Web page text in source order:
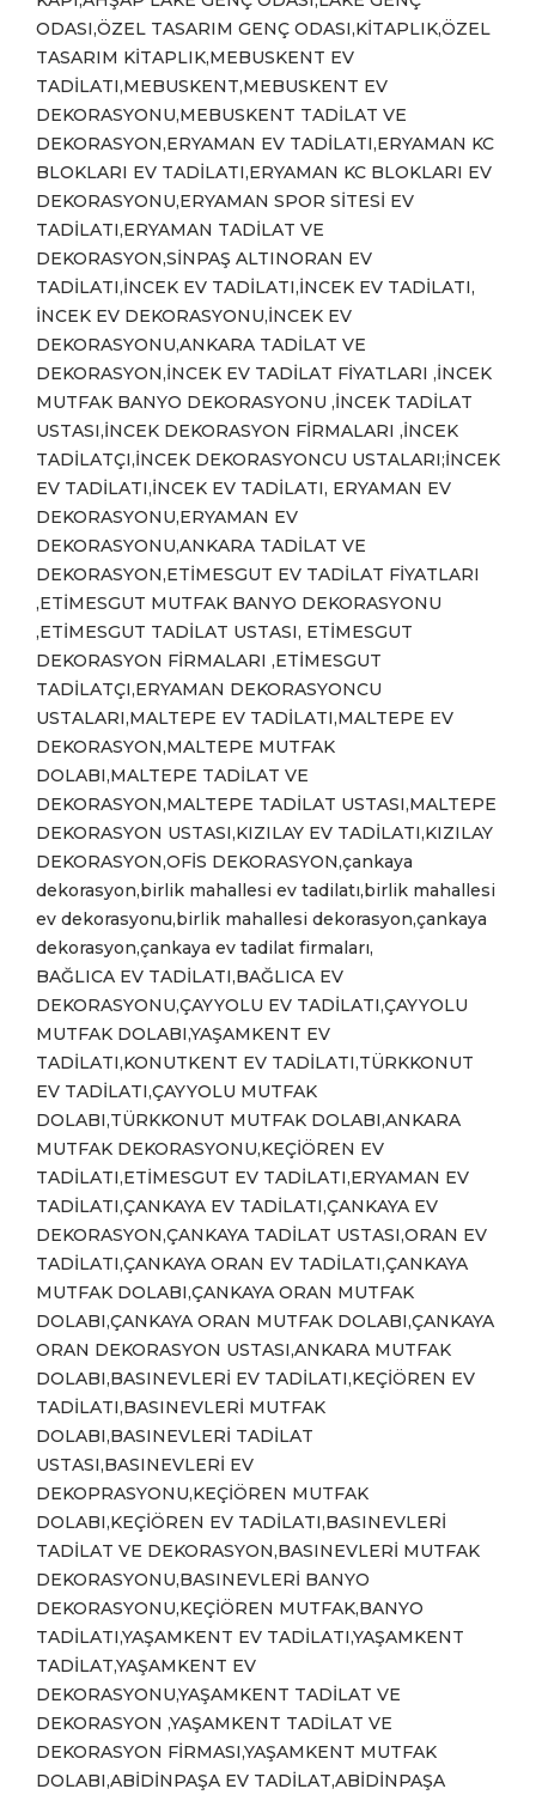
ODASI,ÖZEL TASARIM GENÇ ODASI,KİTAPLIK,ÖZEL
TASARIM KİTAPLIK,MEBUSKENT EV
TADİLATI,MEBUSKENT,MEBUSKENT EV
DEKORASYONU,MEBUSKENT TADİLAT VE
DEKORASYON,ERYAMAN EV TADİLATI,ERYAMAN KC
BLOKLARI EV TADİLATI,ERYAMAN KC BLOKLARI EV
DEKORASYONU,ERYAMAN SPOR SİTESİ EV
TADİLATI,ERYAMAN TADİLAT VE
DEKORASYON,SİNPAŞ ALTINORAN EV
TADİLATI,İNCEK EV TADİLATI,İNCEK EV TADİLATI,
İNCEK EV DEKORASYONU,İNCEK EV
DEKORASYONU,ANKARA TADİLAT VE
DEKORASYON,İNCEK EV TADİLAT FİYATLARI ,İNCEK
MUTFAK BANYO DEKORASYONU ,İNCEK TADİLAT
USTASI,İNCEK DEKORASYON FİRMALARI ,İNCEK
TADİLATÇI,İNCEK DEKORASYONCU USTALARI;İNCEK
EV TADİLATI,İNCEK EV TADİLATI, ERYAMAN EV
DEKORASYONU,ERYAMAN EV
DEKORASYONU,ANKARA TADİLAT VE
DEKORASYON,ETİMESGUT EV TADİLAT FİYATLARI
,ETİMESGUT MUTFAK BANYO DEKORASYONU
,ETİMESGUT TADİLAT USTASI, ETİMESGUT
DEKORASYON FİRMALARI ,ETİMESGUT
TADİLATÇI,ERYAMAN DEKORASYONCU
USTALARI,MALTEPE EV TADİLATI,MALTEPE EV
DEKORASYON,MALTEPE MUTFAK
DOLABI,MALTEPE TADİLAT VE
DEKORASYON,MALTEPE TADİLAT USTASI,MALTEPE
DEKORASYON USTASI,KIZILAY EV TADİLATI,KIZILAY
DEKORASYON,OFİS DEKORASYON,çankaya
dekorasyon,birlik mahallesi ev tadilatı,birlik mahallesi
ev dekorasyonu,birlik mahallesi dekorasyon,çankaya
dekorasyon,çankaya ev tadilat firmaları,
BAĞLICA EV TADİLATI,BAĞLICA EV
DEKORASYONU,ÇAYYOLU EV TADİLATI,ÇAYYOLU
MUTFAK DOLABI,YAŞAMKENT EV
TADİLATI,KONUTKENT EV TADİLATI,TÜRKKONUT
EV TADİLATI,ÇAYYOLU MUTFAK
DOLABI,TÜRKKONUT MUTFAK DOLABI,ANKARA
MUTFAK DEKORASYONU,KEÇİÖREN EV
TADİLATI,ETİMESGUT EV TADİLATI,ERYAMAN EV
TADİLATI,ÇANKAYA EV TADİLATI,ÇANKAYA EV
DEKORASYON,ÇANKAYA TADİLAT USTASI,ORAN EV
TADİLATI,ÇANKAYA ORAN EV TADİLATI,ÇANKAYA
MUTFAK DOLABI,ÇANKAYA ORAN MUTFAK
DOLABI,ÇANKAYA ORAN MUTFAK DOLABI,ÇANKAYA
ORAN DEKORASYON USTASI,ANKARA MUTFAK
DOLABI,BASINEVLERİ EV TADİLATI,KEÇİÖREN EV
TADİLATI,BASINEVLERİ MUTFAK
DOLABI,BASINEVLERİ TADİLAT
USTASI,BASINEVLERİ EV
DEKOPRASYONU,KEÇİÖREN MUTFAK
DOLABI,KEÇİÖREN EV TADİLATI,BASINEVLERİ
TADİLAT VE DEKORASYON,BASINEVLERİ MUTFAK
DEKORASYONU,BASINEVLERİ BANYO
DEKORASYONU,KEÇİÖREN MUTFAK,BANYO
TADİLATI,YAŞAMKENT EV TADİLATI,YAŞAMKENT
TADİLAT,YAŞAMKENT EV
DEKORASYONU,YAŞAMKENT TADİLAT VE
DEKORASYON ,YAŞAMKENT TADİLAT VE
DEKORASYON FİRMASI,YAŞAMKENT MUTFAK
DOLABI,ABİDİNPAŞA EV TADİLAT,ABİDİNPAŞA